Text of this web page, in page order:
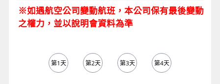
※如遇航空公司變動航班，本公司保有最後變動
之權力，並以說明會資料為準
第1天 第2天 第3天 第4天